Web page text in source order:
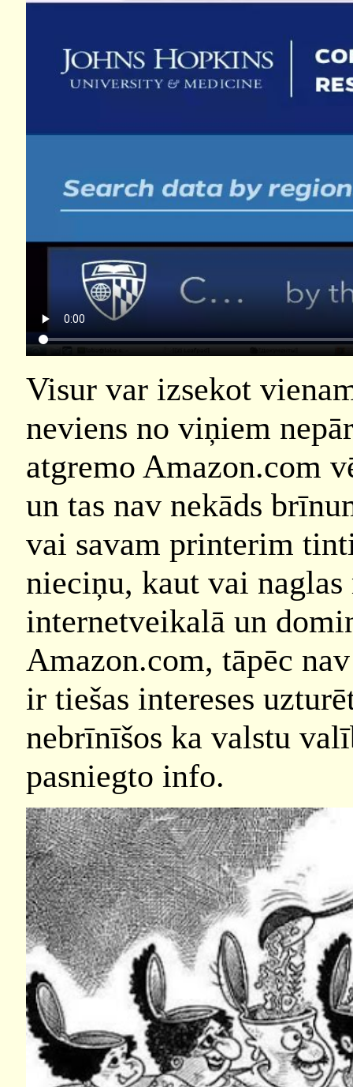
Visur var izsekot
neviens no viņiem
atgremo Amazon.com
un tas nav nekāds
vai savam printerim
nieciņu, kaut vai naglas
internetveikalā un
Amazon.com, tāpēc
ir tiešas intereses
nebrīnīšos ka valstu
pasniegto info.